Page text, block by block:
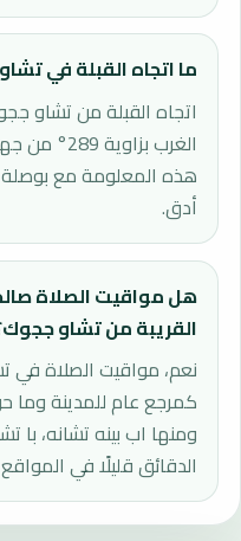
ما اتجاه القبلة في
اتجاه القبلة من تشاو
الغرب
هذه المعلومة مع
أدق.
هل مواقيت الصلاة
القريبة من تشاو
نعم، مواقيت الصلاة في
كمرجع عام للمدينة وما
ومنها اب بينه تشانه،
الدقائق قليلًا في